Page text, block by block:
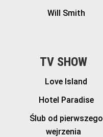
Will Smith
TV SHOW
Love Island
Hotel Paradise
Ślub od pierwszego
wejrzenia